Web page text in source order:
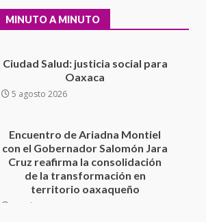
MINUTO A MINUTO
5 agosto 2026
con el Gobernador Salomón Jara
Cruz reafirma la consolidación
de la transformación en
Secretaría de Gobierno refuerza
presencia institucional en San
Juan Mazatlán
20 julio 2026